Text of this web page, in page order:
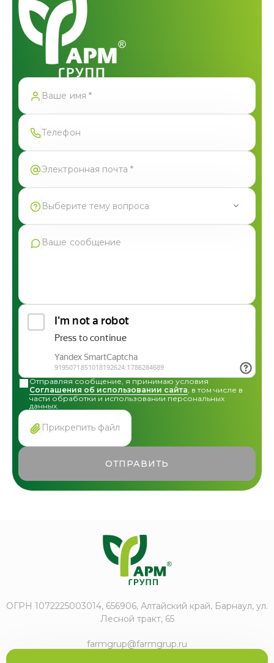
Выберите тему вопроса
Продукция Фармгрупп
Отправляя сообщение, я принимаю условия
Соглашения об использовании сайта , в том числе в
части обработки и использовании персональных
данных.
Прикрепить файл
ОТПРАВИТЬ
Форма успешно отправлена
ОГРН 1072225003014, 656906, Алтайский край, Барнаул, ул.
Лесной тракт, 65
farmgrup@farmgrup.ru